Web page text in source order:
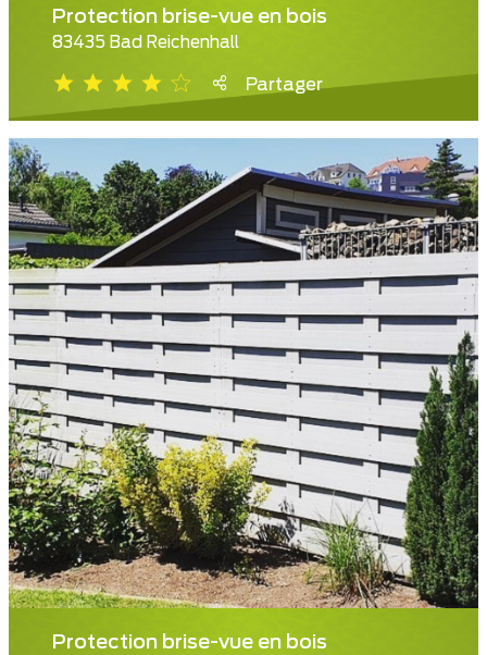
Protection brise-vue en bois
83435 Bad Reichenhall
Partager
Protection brise-vue en bois